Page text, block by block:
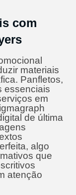
com
materiais
Panfletos,
essenciais
em
de última
algo
que
atenção